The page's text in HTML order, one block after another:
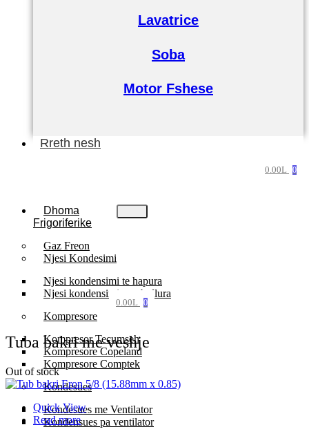
Lavatrice
Soba
Motor Fshese
Rreth nesh
0.00L 0
Dhoma
Frigoriferike
Gaz Freon
Njesi Kondesimi
Njesi kondensimi te hapura
Njesi kondensimi te mbyllura
Kompresore
Kompresor Tecumseh
Kompresore Copeland
Kompresore Comptek
Kondesues
Kondesues me Ventilator
Kondensues pa ventilator
0.00L 0
Tuba bakri me veshje
Out of stock
Quick View
Read more